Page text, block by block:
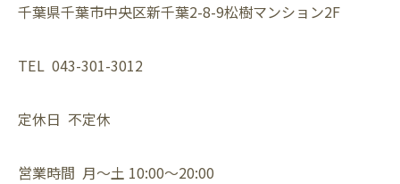
千葉県千葉市中央区新千葉2-8-9松樹マンション2F
TEL 043-301-3012
定休日 不定休
営業時間 月〜土 10:00〜20:00